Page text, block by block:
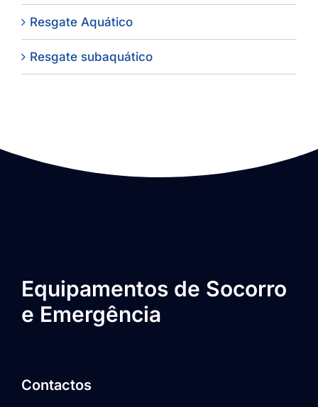
Resgate Aquático
Resgate subaquático
Equipamentos de Socorro
e Emergência
Contactos